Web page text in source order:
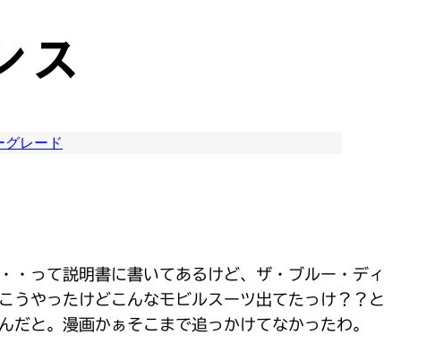
ス
グレード
って説明書に書いてあるけど、ザ・ブルー・ディ
うやったけどこんなモビルスーツ出てたっけ？？と
と。漫画かぁそこまで追っかけてなかったわ。